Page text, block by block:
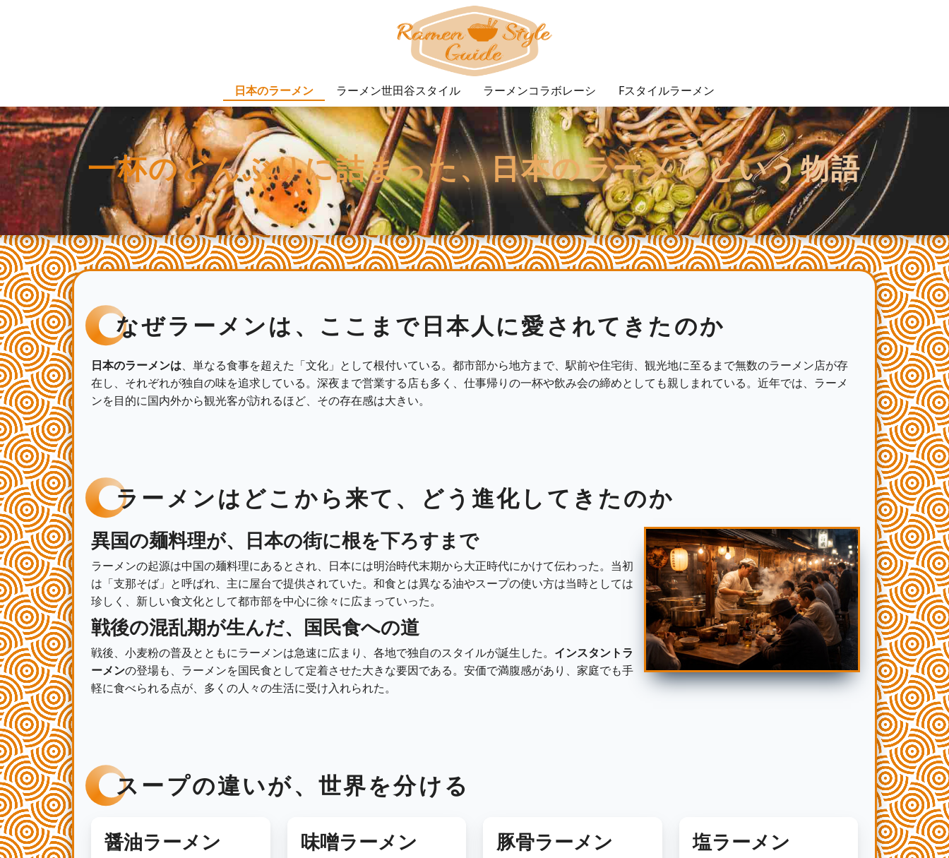
日本のラーメン ラーメン世田谷スタイル ラーメンコラボレーシ Fスタイルラーメン
一杯のどんぶりに詰まった、日本のラーメンという物語
なぜラーメンは、ここまで日本人に愛されてきたのか
日本のラーメンは、単なる食事を超えた「文化」として根付いている。都市部から地方まで、駅前や住宅街、観光地に至るまで無数のラーメン店が存
在し、それぞれが独自の味を追求している。深夜まで営業する店も多く、仕事帰りの一杯や飲み会の締めとしても親しまれている。近年では、ラーメ
ンを目的に国内外から観光客が訪れるほど、その存在感は大きい。
ラーメンはどこから来て、どう進化してきたのか
異国の麺料理が、日本の街に根を下ろすまで
ラーメンの起源は中国の麺料理にあるとされ、日本には明治時代末期から大正時代にかけて伝わった。当初
は「支那そば」と呼ばれ、主に屋台で提供されていた。和食とは異なる油やスープの使い方は当時としては
珍しく、新しい食文化として都市部を中心に徐々に広まっていった。
戦後の混乱期が生んだ、国民食への道
戦後、小麦粉の普及とともにラーメンは急速に広まり、各地で独自のスタイルが誕生した。 インスタントラ
ーメンの登場も、ラーメンを国民食として定着させた大きな要因である。安価で満腹感があり、家庭でも手
軽に食べられる点が、多くの人々の生活に受け入れられた。
スープの違いが、世界を分ける
醤油ラーメン 味噌ラーメン 豚骨ラーメン 塩ラーメン